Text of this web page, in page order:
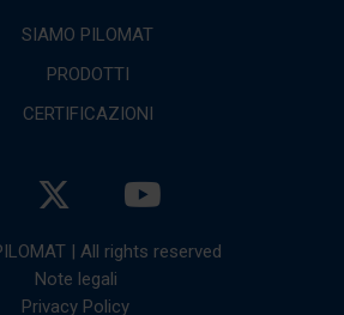
SIAMO PILOMAT
PRODOTTI
CERTIFICAZIONI
| All rights reserved
Note legali
Privacy Policy